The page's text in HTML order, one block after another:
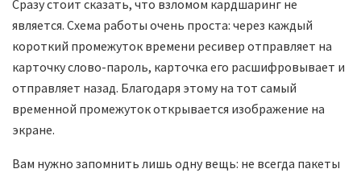
Сразу стоит сказать, что взломом кардшаринг не
является. Схема работы очень проста: через каждый
короткий промежуток времени ресивер отправляет на
карточку слово-пароль, карточка его расшифровывает и
отправляет назад. Благодаря этому на тот самый
временной промежуток открывается изображение на
экране.
Вам нужно запомнить лишь одну вещь: не всегда пакеты